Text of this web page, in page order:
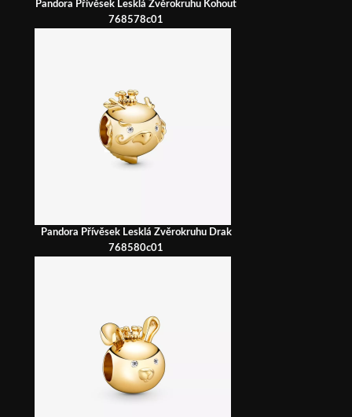
Pandora Přívěsek Lesklá Zvěrokruhu Kohout
768578c01
Pandora Přívěsek Lesklá Zvěrokruhu Drak
768580c01